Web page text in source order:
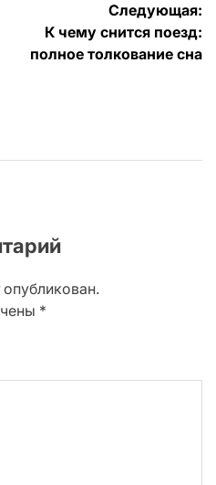
Следующая:
К чему снится поезд:
полное толкование сна
*